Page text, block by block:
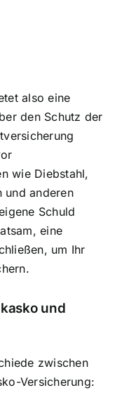
also eine
den Schutz der
wie Diebstahl,
und anderen
Schuld
eine
um Ihr
und
zwischen
Versicherung: